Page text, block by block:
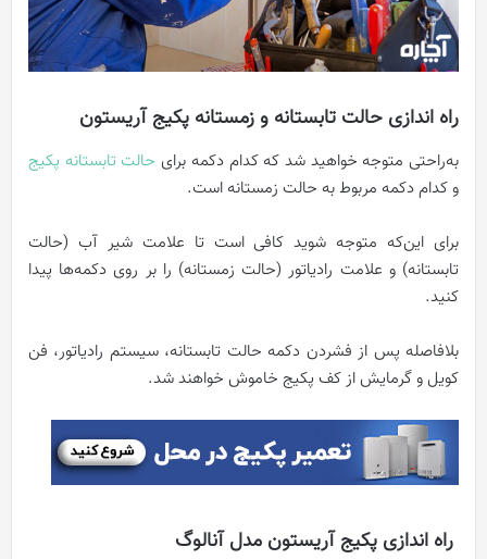
راه اندازی حالت تابستانه و زمستانه پکیج آریستون
به‌راحتی متوجه خواهید شد که کدام دکمه برایحالت تابستانه پکیج
و کدام دکمه مربوط به حالت زمستانه است.
برای این‌که متوجه شوید کافی است تا علامت شیر آب (حالت
تابستانه) و علامت رادیاتور (حالت زمستانه) را بر روی دکمه‌ها پیدا
کنید.‌
بلافاصله پس از فشردن دکمه حالت تابستانه، سیستم رادیاتور، فن
کویل و گرمایش از کف پکیج خاموش خواهند شد.
راه‌ اندازی پکیج آریستون مدل آنالوگ